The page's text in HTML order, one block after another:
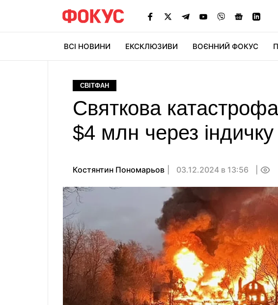
ВСІ НОВИНИ ЕКСКЛЮЗИВИ ВОЄННИЙ ФОКУС
СВІТФАН
Святкова
$4 млн через
Костянтин Пономарьов 03.12.2024 в 13:56